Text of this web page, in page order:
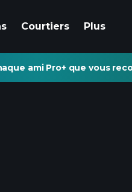
Courtiers Plus
ami Pro+ que vous